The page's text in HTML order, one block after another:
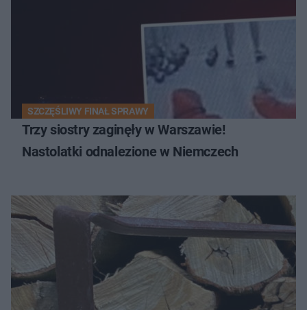
SZCZĘŚLIWY FINAŁ SPRAWY
Trzy siostry zaginęły w Warszawie!
Nastolatki odnalezione w Niemczech